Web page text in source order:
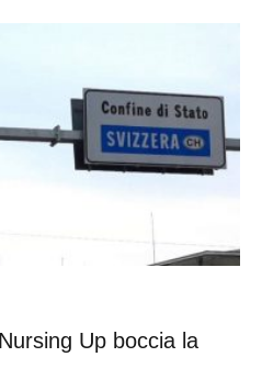
Up boccia la